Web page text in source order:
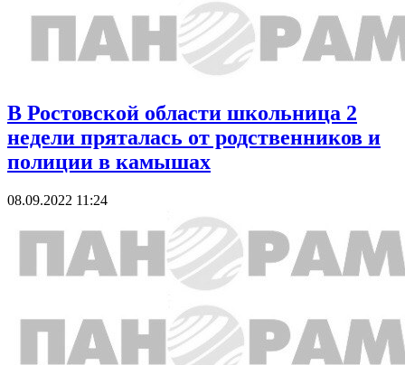
В Ростовской области школьница 2
недели пряталась от родственников и
полиции в камышах
08.09.2022 11:24